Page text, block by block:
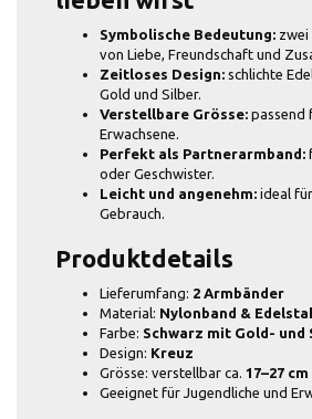
Symbolische Bedeutung: zwei
von Liebe, Freundschaft und
Zeitloses Design: schlichte
Gold und Silber.
Verstellbare Grösse: passend
Erwachsene.
Perfekt als Partnerarmband:
oder Geschwister.
Leicht und angenehm: ideal
Gebrauch.
Produktdetails
Lieferumfang: 2 Armbänder
Material: Nylonband &
Farbe: Schwarz mit Gold- und
Design: Kreuz
Grösse: verstellbar ca. 17–27 cm
Geeignet für Jugendliche und